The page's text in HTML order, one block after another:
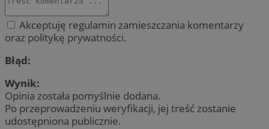
Akceptuję regulamin zamieszczania komentarzy
oraz politykę prywatności.
Błąd:
Wynik:
Opinia została pomyślnie dodana.
Po przeprowadzeniu weryfikacji, jej treść zostanie
udostępniona publicznie.